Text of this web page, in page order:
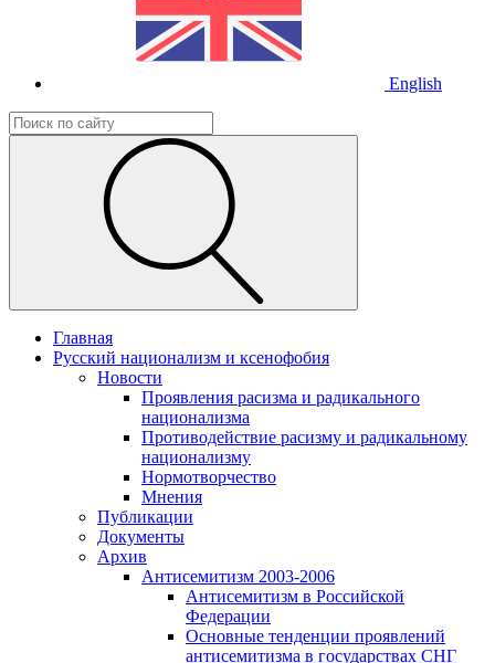
English
Главная
Русский национализм и ксенофобия
Новости
Проявления расизма и радикального
национализма
Противодействие расизму и радикальному
национализму
Нормотворчество
Мнения
Публикации
Документы
Архив
Антисемитизм 2003-2006
Антисемитизм в Российской
Федерации
Основные тенденции проявлений
антисемитизма в государствах СНГ